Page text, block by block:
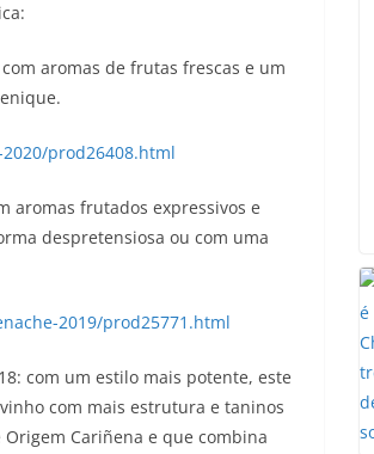
aromas de frutas frescas e um
prod26408.html
aromas frutados expressivos e
despretensiosa ou com uma
2019/prod25771.html
com um estilo mais potente, este
com mais estrutura e taninos
Cariñena e que combina